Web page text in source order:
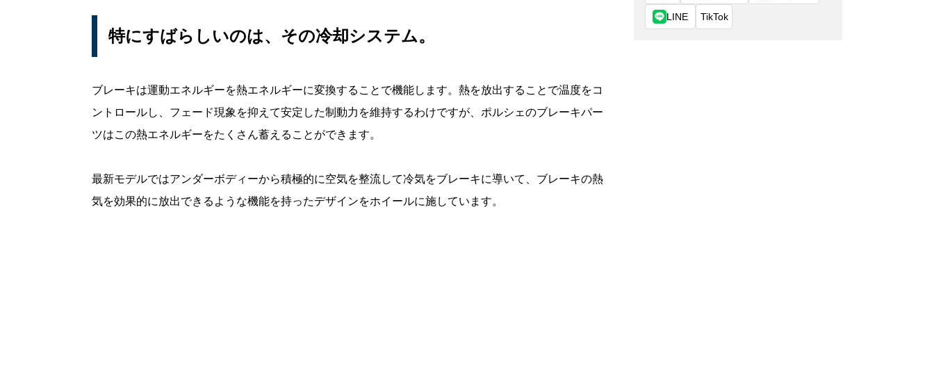
特にすばらしいのは、その冷却システム。
ブレーキは運動エネルギーを熱エネルギーに変換することで機能します。熱を放出することで温度をコ
ントロールし、フェード現象を抑えて安定した制動力を維持するわけですが、ポルシェのブレーキパー
ツはこの熱エネルギーをたくさん蓄えることができます。
最新モデルではアンダーボディーから積極的に空気を整流して冷気をブレーキに導いて、ブレーキの熱
気を効果的に放出できるような機能を持ったデザインをホイールに施しています。
LINE TikTok